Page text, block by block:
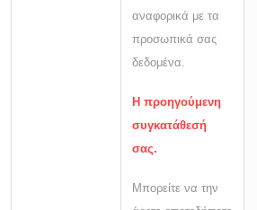
αναφορικά με τα
προσωπικά σας
δεδομένα.
Η προηγούμενη
συγκατάθεσή
σας.
Μπορείτε να την